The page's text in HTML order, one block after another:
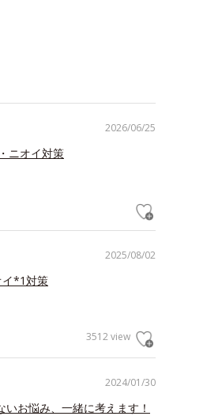
2026/06/25
ニオイ対策
2025/08/02
イ*1対策
3512 view
2024/01/30
お悩み、一緒に考えます！